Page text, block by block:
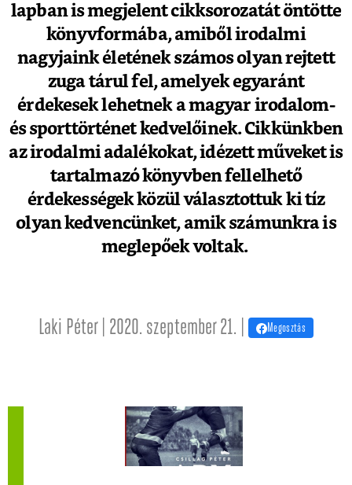
lapban is megjelent cikksorozatát öntötte
könyvformába, amiből irodalmi
nagyjaink életének számos olyan rejtett
zuga tárul fel, amelyek egyaránt
érdekesek lehetnek a magyar irodalom-
és sporttörténet kedvelőinek. Cikkünkben
az irodalmi adalékokat, idézett műveket is
tartalmazó könyvben fellelhető
érdekességek közül választottuk ki tíz
olyan kedvencünket, amik számunkra is
meglepőek voltak.
Laki Péter | 2020. szeptember 21. | Megosztás